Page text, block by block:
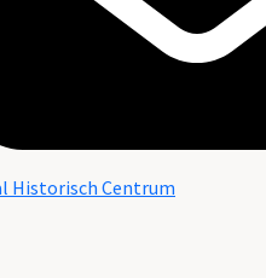
Historisch Centrum